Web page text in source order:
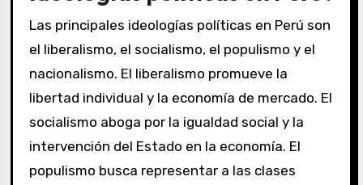
Las principales ideologías políticas en Perú son
el liberalismo, el socialismo, el populismo y el
nacionalismo. El liberalismo promueve la
libertad individual y la economía de mercado. El
socialismo aboga por la igualdad social y la
intervención del Estado en la economía. El
populismo busca representar a las clases